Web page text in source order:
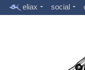
eliax social